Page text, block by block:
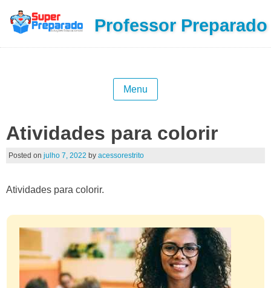
Professor Preparado
Menu
Atividades para colorir
Posted on julho 7, 2022 by acessorestrito
Atividades para colorir.